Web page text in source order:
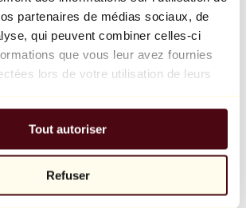
partenaires de médias sociaux, de
qui peuvent combiner celles-ci
que vous leur avez fournies
lors de votre utilisation de leurs
Tout autoriser
Refuser
les sculpteurs
les photographes